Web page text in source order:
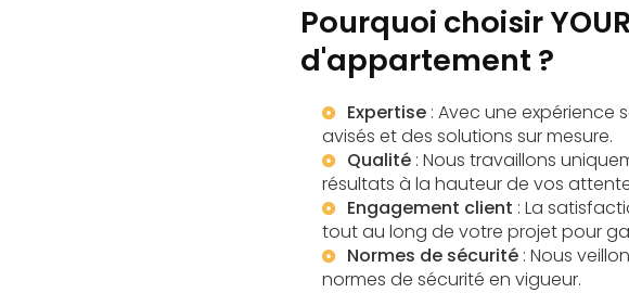
Pourquoi choisir
d'appartement ?
Expertise : Avec une expérience
avisés et des solutions sur mesure.
Qualité : Nous travaillons
résultats à la hauteur de vos
Engagement client : La
tout au long de votre projet pour
Normes de sécurité : Nous
normes de sécurité en vigueur.